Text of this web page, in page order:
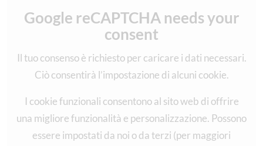
Google reCAPTCHA needs your
consent
Il tuo consenso è richiesto per caricare i dati necessari.
Ciò consentirà l’impostazione di alcuni cookie.
I cookie funzionali consentono al sito web di offrire
una migliore funzionalità e personalizzazione. Possono
essere impostati da noi o da terzi (per maggiori